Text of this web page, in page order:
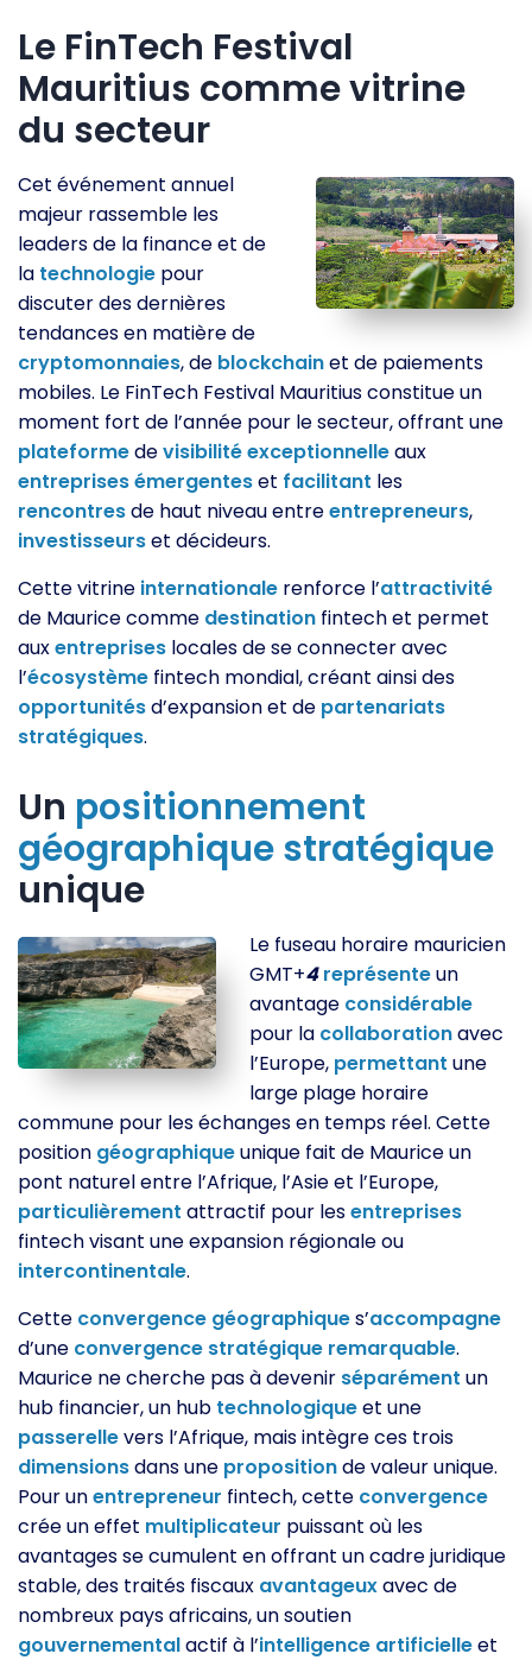
Le FinTech Festival
Mauritius comme vitrine
du secteur
Cet événement annuel
majeur rassemble les
leaders de la finance et de
la technologie pour
discuter des dernières
tendances en matière de
cryptomonnaies, de blockchainet de paiements
mobiles. Le FinTech Festival Mauritius constitue un
moment fort de l’année pour le secteur, offrant une
plateformedevisibilitéexceptionnelleaux
entreprisesémergenteset facilitant les
rencontresde haut niveau entreentrepreneurs,
investisseurset décideurs.
Cette vitrine internationale renforce l’attractivité
de Maurice comme destination fintech et permet
auxentreprises locales de se connecter avec
l’écosystème fintech mondial, créant ainsi des
opportunitésd’expansion et de partenariats
stratégiques.
Un positionnement
géographiquestratégique
unique
Le fuseau horaire mauricien
GMT+4 représenteun
avantage considérable
pour la collaborationavec
l’Europe, permettant une
large plage horaire
commune pour les échanges en temps réel. Cette
position géographiqueunique fait de Maurice un
pont naturel entre l’Afrique, l’Asie et l’Europe,
particulièrement attractif pour lesentreprises
fintech visant une expansion régionale ou
intercontinentale.
Cette convergence géographiques’accompagne
d’une convergence stratégique remarquable.
Maurice ne cherche pas à devenir séparément un
hub financier, un hub technologiqueet une
passerellevers l’Afrique, mais intègre ces trois
dimensionsdans une propositionde valeur unique.
Pour unentrepreneur fintech, cette convergence
crée un effet multiplicateur puissant où les
avantages se cumulent en offrant un cadre juridique
stable, des traités fiscaux avantageuxavec de
nombreux pays africains, un soutien
gouvernementalactif à l’intelligence artificielleet